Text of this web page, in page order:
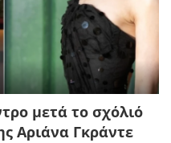
μετά το σχόλιό
Αριάνα Γκράντε